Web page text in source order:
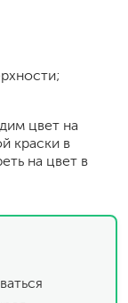
цвет на
краски в
на цвет в